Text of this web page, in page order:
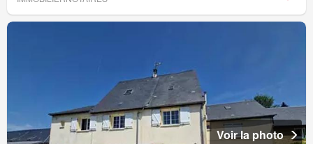
Voir la photo